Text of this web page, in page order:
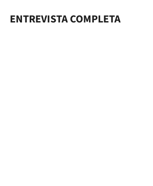
ENTREVISTA COMPLETA